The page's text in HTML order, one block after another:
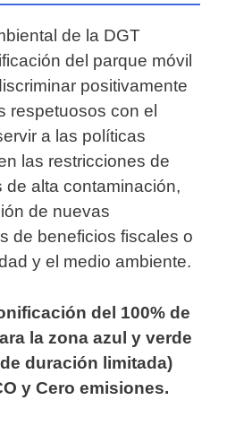
de la DGT
del parque móvil
positivamente
respetuosos con el
a las políticas
las restricciones de
de alta contaminación,
de nuevas
de beneficios fiscales o
y el medio ambiente.
del 100% de
la zona azul y verde
duración limitada)
y Cero emisiones.